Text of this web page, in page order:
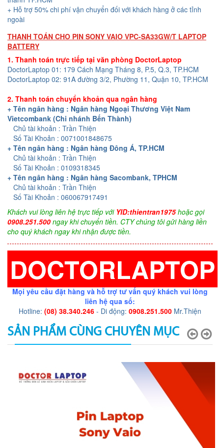
+ Hỗ trợ 50% chi phí vận chuyển đối với khách hàng ở các tỉnh
ngoài
THANH TOÁN CHO PIN SONY VAIO VPC-SA33GW/T LAPTOP
BATTERY
1. Thanh toán trực tiếp tại văn phòng DoctorLaptop
DoctorLaptop 01: 179 Cách Mạng Tháng 8, P.5, Q.3, TP.HCM
DoctorLaptop 02: 91A đường 3/2, Phường 11, Quận 10, TP.HCM
2. Thanh toán chuyển khoản qua ngân hàng
+ Tên ngân hàng : Ngân hàng Ngoại Thương Việt Nam
Vietcombank (Chi nhánh Bến Thành)
Chủ tài khoản : Trần Thiện
Số Tài Khoản : 0071001848675
+ Tên ngân hàng : Ngân hàng Đông Á, TP.HCM
Chủ tài khoản : Trần Thiện
Số Tài Khoản : 0109318345
+ Tên ngân hàng : Ngân hàng Sacombank, TPHCM
Chủ tài khoản : Trần Thiện
Số Tài Khoản : 060067917491
Khách vui lòng liên hệ trực tiếp với YID:thientran1975hoặc gọi
0908.251.500 ngay khi chuyển tiền. CTY chúng tôi gửi hàng liền
cho quý khách ngay khi nhận được tiền.
DOCTORLAPTOP
Mọi yêu cầu đặt hàng và hỗ trợ tư vấn quý khách vui lòng
liên hệ qua số:
Hotline: (08) 38.340.246 - Di động: 0908.251.500 Mr.Thiện
SẢN PHẨM CÙNG CHUYÊN MỤC